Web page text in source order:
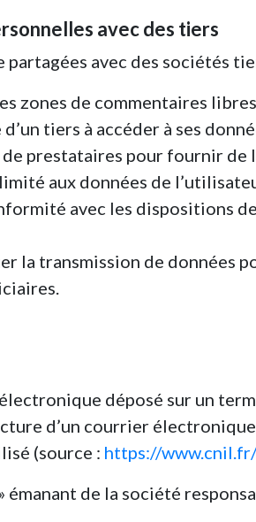
avec des tiers
avec des sociétés
zones de commentaires
tiers à accéder à ses
prestataires pour fournir
aux données de
avec les dispositions
la transmission de données
déposé sur un
d’un courrier
(source : https://
émanant de la société